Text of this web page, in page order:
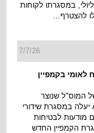
עד ה 22 ליולי, במסגרתו לקוחות
להצטרף...
7/7/26
לאומי בקמפיין
של המוס"ל שנוצר
בטכנולוגיית AI יעלה במסגרת שידורי
מודעות לבטיחות
הקמפיין החדש